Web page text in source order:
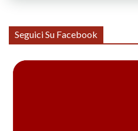
Seguici Su Facebook